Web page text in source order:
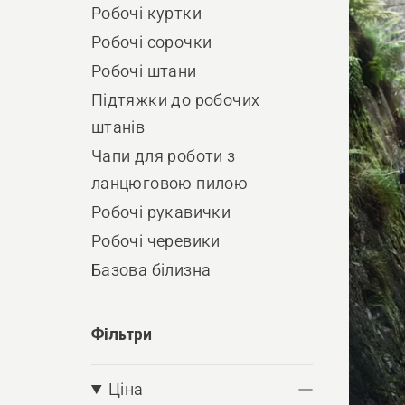
Робочі куртки
Робочі сорочки
Робочі штани
Підтяжки до робочих
штанів
Чапи для роботи з
ланцюговою пилою
Робочі рукавички
Робочі черевики
Базова білизна
Фільтри
Ціна